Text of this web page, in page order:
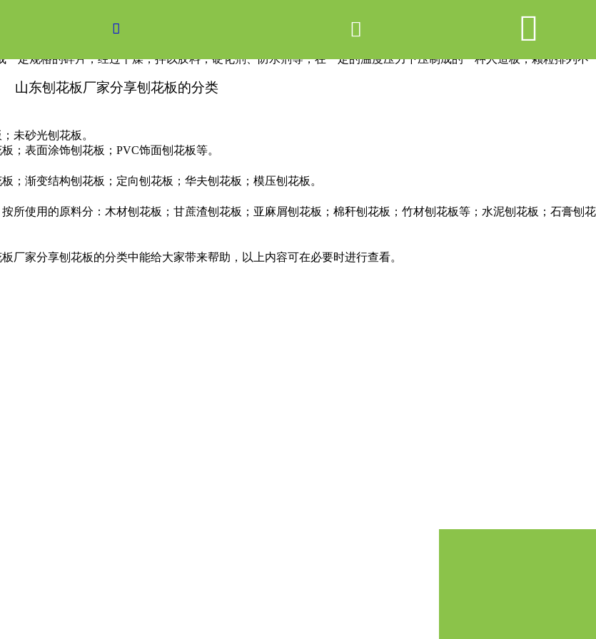
网站首页

山东刨花板厂家分享刨花板的分类
 
定规格的碎片，经过干燥，拌以胶料，硬化剂、防水剂等，在一定的温度压力下压制成的一种人造板，颗粒排列不
未砂光刨花板。
；表面涂饰刨花板；PVC饰面刨花板等。
；渐变结构刨花板；定向刨花板；华夫刨花板；模压刨花板。
所使用的原料分：木材刨花板；甘蔗渣刨花板；亚麻屑刨花板；棉秆刨花板；竹材刨花板等；水泥刨花板；石膏刨花
厂家分享刨花板的分类中能给大家带来帮助，以上内容可在必要时进行查看。